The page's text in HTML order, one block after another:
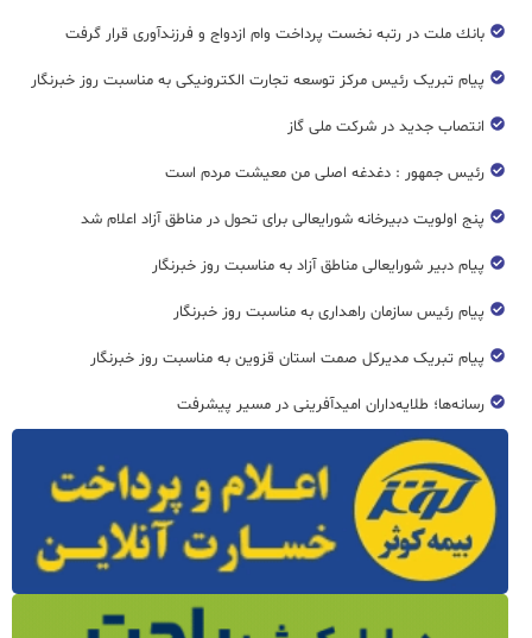
بانك ملت در رتبه نخست پرداخت وام ازدواج و فرزندآوری قرار گرفت
پیام تبریک رئیس مرکز توسعه تجارت الکترونیکی به مناسبت روز خبرنگار
انتصاب جدید در شرکت ملی گاز
رئیس جمهور : دغدغه اصلی من معیشت مردم است
پنج اولویت دبیرخانه شورایعالی برای تحول در مناطق آزاد اعلام شد
پیام دبیر شورایعالی مناطق آزاد به مناسبت روز خبرنگار
پیام رئیس سازمان راهداری به مناسبت روز خبرنگار
پیام تبریک مدیرکل صمت استان قزوین به مناسبت روز خبرنگار
رسانه‌ها؛ طلایه‌داران امیدآفرینی در مسیر پیشرفت